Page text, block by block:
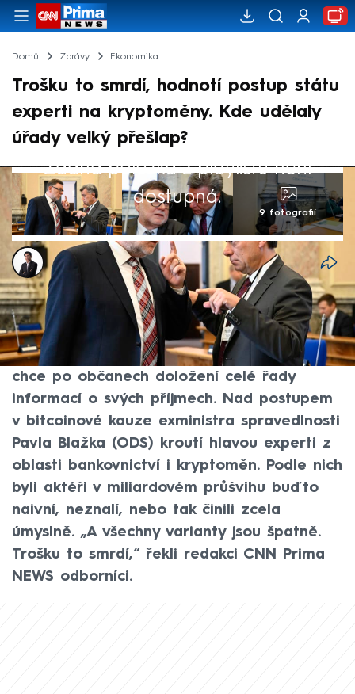
Domů Zprávy Ekonomika
Trošku to smrdí, hodnotí postup státu
experti na kryptoměny. Kde udělaly
úřady velký přešlap?
Žádná položka z playlistu není
dostupná.
9 fotografií
Viet Tran
12. čvn 2025, 05:11
Přijmout miliardy, aniž by se kdokoliv pídil
po původu? Přinejmenším zvláštní až
diletantský přístup od státu, který jinak
chce po občanech doložení celé řady
informací o svých příjmech. Nad postupem
v bitcoinové kauze exministra spravedlnosti
Pavla Blažka (ODS) kroutí hlavou experti z
oblasti bankovnictví i kryptoměn. Podle nich
byli aktéři v miliardovém průšvihu buďto
naivní, neznalí, nebo tak činili zcela
úmyslně. „A všechny varianty jsou špatně.
Trošku to smrdí,“ řekli redakci CNN Prima
NEWS odborníci.